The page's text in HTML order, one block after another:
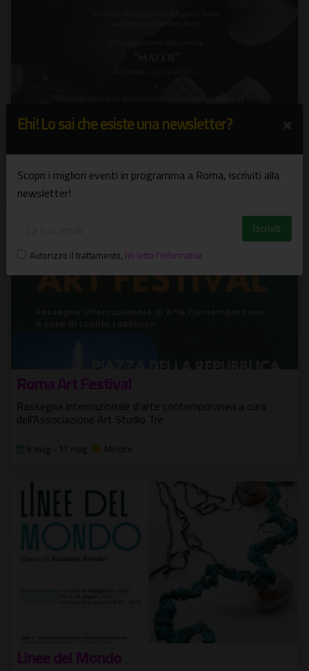
Mater
29 apr - 30 giu Mostre
Roma Art Festival
Rassegna internazionale d'arte contemporanea a cura
dell'Associazione Art Studio Tre
8 mag - 17 mag Mostre
Linee del Mondo
Ehi! Lo sai che esiste una newsletter?
Scopri i migliori eventi in programma a Roma, iscriviti alla
newsletter!
Autorizzo il trattamento, ho letto l'informativa